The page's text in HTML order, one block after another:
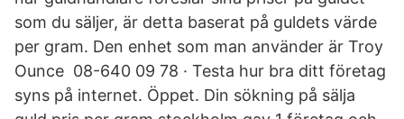
som du säljer, är detta baserat på guldets värde
per gram. Den enhet som man använder är Troy
Ounce 08-640 09 78 · Testa hur bra ditt företag
syns på internet. Öppet. Din sökning på sälja